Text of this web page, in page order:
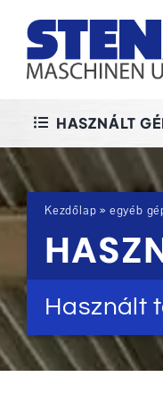
content
HASZNÁLT
Kezdőlap » egyéb
Használt